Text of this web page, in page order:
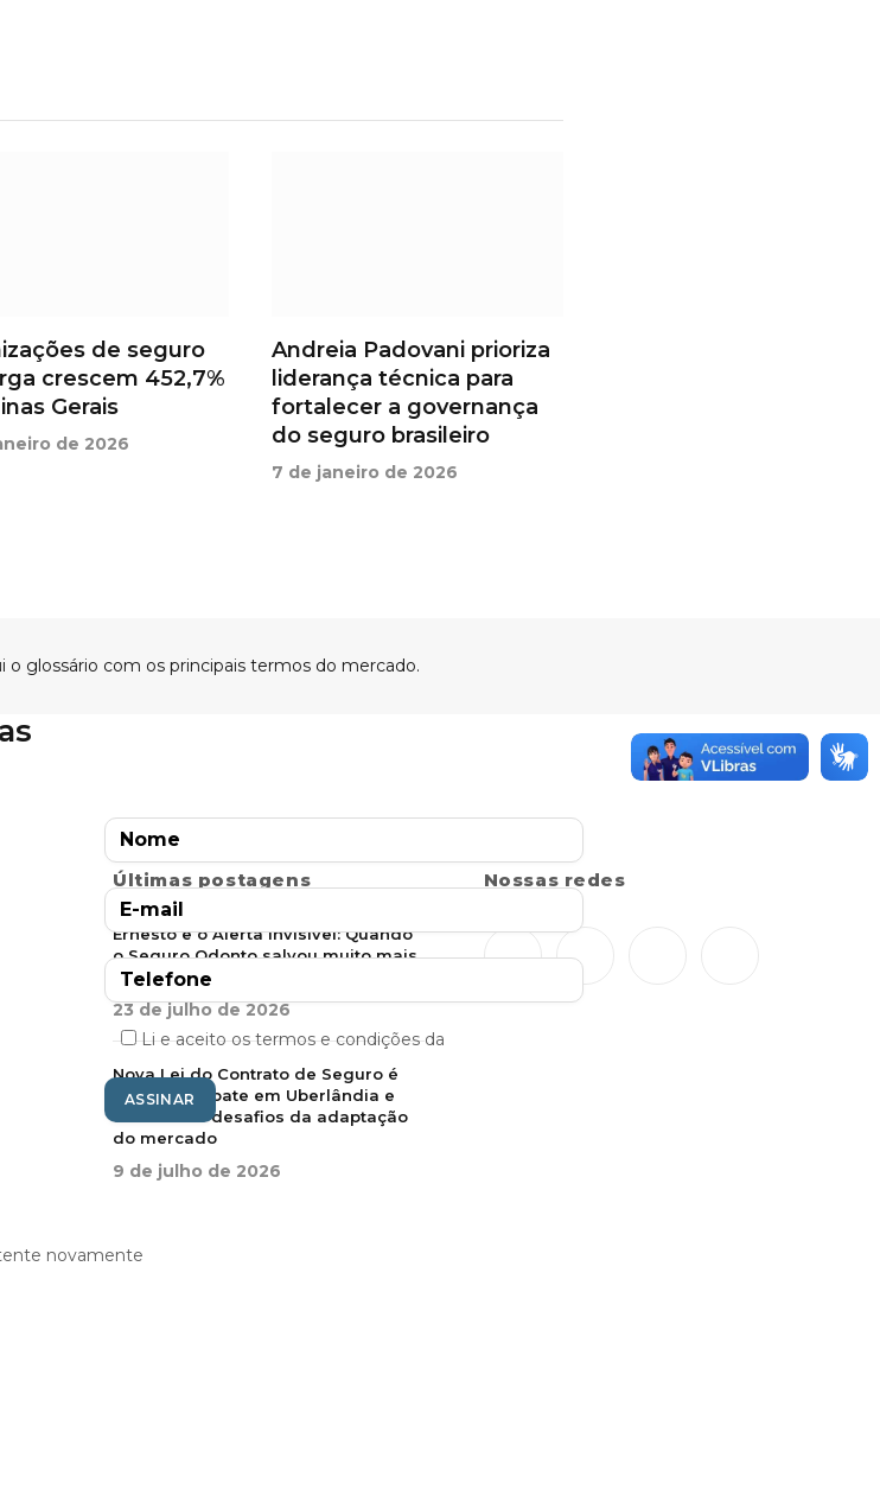
de seguro
crescem 452,7%
Gerais
de 2026
Andreia Padovani prioriza
liderança técnica para
fortalecer a governança
do seguro brasileiro
7 de janeiro de 2026
Li e aceito os termos e condições da
Últimas postagens
Ernesto e o Alerta Invisível: Quando
o Seguro Odonto salvou muito mais
do que um sorriso
23 de julho de 2026
Nova Lei do Contrato de Seguro é
tema de debate em Uberlândia e
destaca os desafios da adaptação
do mercado
9 de julho de 2026
Nossas redes
novamente